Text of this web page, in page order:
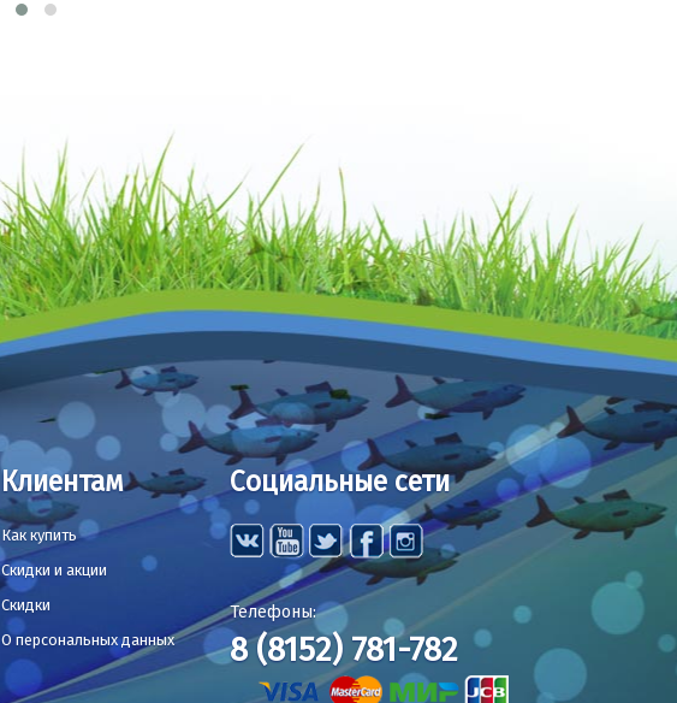
Клиентам
Как купить
Скидки и акции
Скидки
О персональных данных
Социальные сети
Телефоны:
8 (8152) 781-782